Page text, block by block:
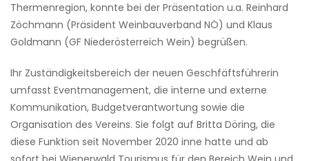
Thermenregion, konnte bei der Präsentation u.a. Reinhard
Zöchmann (Präsident Weinbauverband NÖ) und Klaus
Goldmann (GF Niederösterreich Wein) begrüßen.
Ihr Zuständigkeitsbereich der neuen Geschfäftsführerin
umfasst Eventmanagement, die interne und externe
Kommunikation, Budgetverantwortung sowie die
Organisation des Vereins. Sie folgt auf Britta Döring, die
diese Funktion seit November 2020 inne hatte und ab